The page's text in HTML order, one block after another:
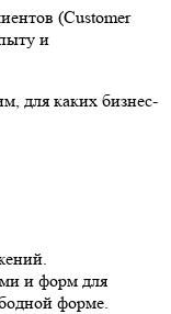
(Customer
и
для каких бизнес-
и форм для
форме.